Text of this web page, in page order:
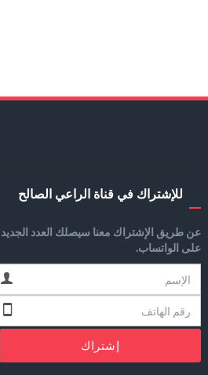
للإشتراك في قناة الراعي الصالح
عن طريق الإشتراك معنا سيصلك العدد الجديد
على الواتساب.
إشتراك